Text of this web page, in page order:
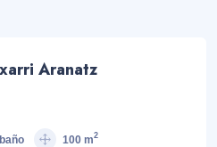
Aranatz
100 m2